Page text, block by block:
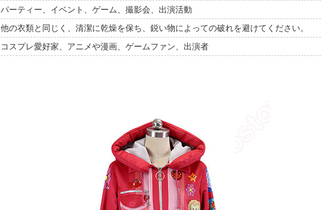
パーティー、イベント、ゲーム、撮影会、出演活動
他の衣類と同じく、清潔に乾燥を保ち、鋭い物によっての破れを避けてください。
コスプレ愛好家、アニメや漫画、ゲームファン、出演者